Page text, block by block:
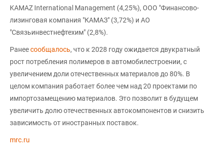
KAMAZ International Management (4,25%), ООО "Финансово-
лизинговая компания "КАМАЗ" (3,72%) и АО
"Связьинвестнефтехим" (2,8%).
Ранеесообщалось, что к 2028 году ожидается двукратный
рост потребления полимеров в автомобилестроении, с
увеличением доли отечественных материалов до 80%. В
целом компания работает более чем над 20 проектами по
импортозамещению материалов. Это позволит в будущем
увеличить долю отечественных автокомпонентов и снизить
зависимость от иностранных поставок.
mrc.ru